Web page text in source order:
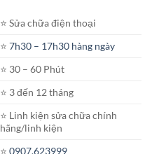
⭐️ Sửa chữa điện thoại
⭐️7h30 – 17h30 hàng ngày
⭐️ 30 – 60 Phút
⭐️ 3 đến 12 tháng
⭐️ Linh kiện sửa chữa chính
hãng/linh kiện
⭐️0907.623999